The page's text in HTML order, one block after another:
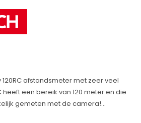
120RC afstandsmeter met zeer veel
heeft een bereik van 120 meter en die
gemeten met de camera!...